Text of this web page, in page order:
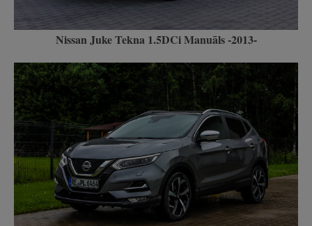
Nissan Juke Tekna 1.5DCi Manuāls -2013-